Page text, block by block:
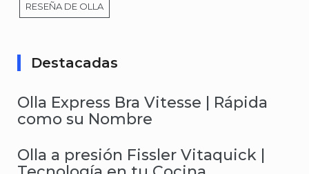
RESEÑA DE OLLA
Destacadas
Olla Express Bra Vitesse | Rápida
como su Nombre
Olla a presión Fissler Vitaquick |